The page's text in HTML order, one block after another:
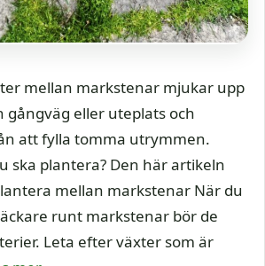
mellan markstenar mjukar upp
gångväg eller uteplats och
att fylla tomma utrymmen.
ska plantera? Den här artikeln
mellan markstenar När du
runt markstenar bör de
Leta efter växter som är